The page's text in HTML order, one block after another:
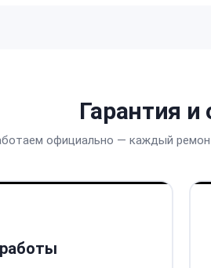
Гарантия и
официально — каждый